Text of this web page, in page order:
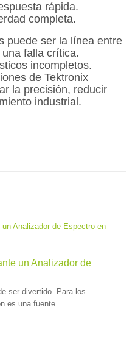
rápida.
completa.
puede ser la línea entre
falla crítica.
incompletos.
de Tektronix
la precisión, reducir
industrial.
un Analizador de
ser divertido. Para los
es una fuente...